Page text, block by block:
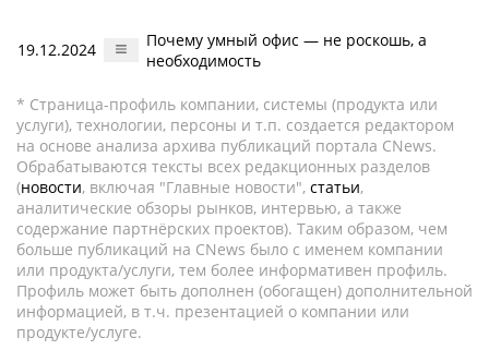
19.12.2024
Почему умный офис — не роскошь, а
необходимость
* Страница-профиль компании, системы (продукта или
услуги), технологии, персоны и т.п. создается редактором
на основе анализа архива публикаций портала CNews.
Обрабатываются тексты всех редакционных разделов
(новости, включая "Главные новости", статьи,
аналитические обзоры рынков, интервью, а также
содержание партнёрских проектов). Таким образом, чем
больше публикаций на CNews было с именем компании
или продукта/услуги, тем более информативен профиль.
Профиль может быть дополнен (обогащен) дополнительной
информацией, в т.ч. презентацией о компании или
продукте/услуге.